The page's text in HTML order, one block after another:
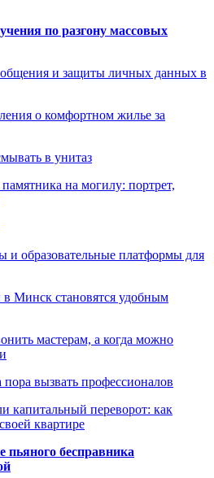
по разгону массовых
и защиты личных данных в
о комфортном жилье за
в унитаз
на могилу: портрет,
образовательные платформы для
Минск становятся удобным
мастерам, а когда можно
пора вызвать профессионалов
капитальный переворот: как
квартире
бесправника